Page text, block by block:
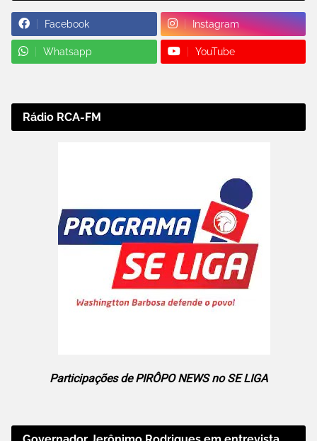
Facebook Instagram
Whatsapp YouTube
Rádio RCA-FM
Participações de PIRÔPO NEWS no SE LIGA